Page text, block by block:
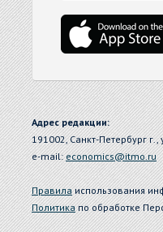
Адрес редакции:
191002, Санкт-Петербург
e-mail:economics@itmo.ru
Правилаиспользования
Политикапо обработке